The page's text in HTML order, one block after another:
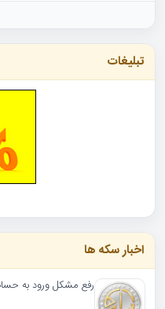
تبلیغات
اخبار سکه ها
رفع مشکل ورود به